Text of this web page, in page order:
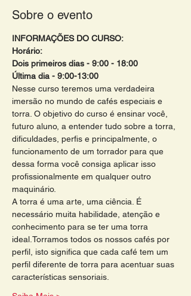
Sobre o evento
INFORMAÇÕES DO CURSO:
Horário:
Dois primeiros dias - 9:00 - 18:00
Última dia - 9:00-13:00
Nesse curso teremos uma verdadeira
imersão no mundo de cafés especiais e
torra. O objetivo do curso é ensinar você,
futuro aluno, a entender tudo sobre a torra,
dificuldades, perfis e principalmente, o
funcionamento de um torrador para que
dessa forma você consiga aplicar isso
profissionalmente em qualquer outro
maquinário.
A torra é uma arte, uma ciência. É
necessário muita habilidade, atenção e
conhecimento para se ter uma torra
ideal.Torramos todos os nossos cafés por
perfil, isto significa que cada café tem um
perfil diferente de torra para acentuar suas
características sensoriais.